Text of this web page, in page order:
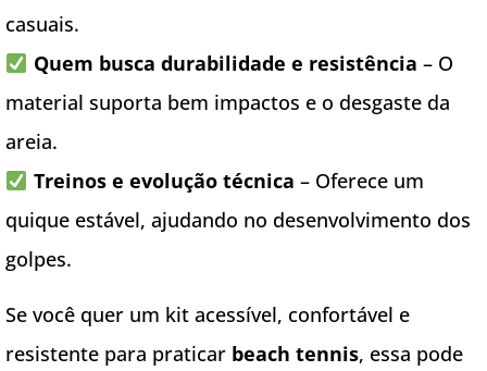
casuais.
Quem busca durabilidade e resistência – O
material suporta bem impactos e o desgaste da
areia.
Treinos e evolução técnica – Oferece um
quique estável, ajudando no desenvolvimento dos
golpes.
Se você quer um kit acessível, confortável e
resistente para praticar beach tennis, essa pode